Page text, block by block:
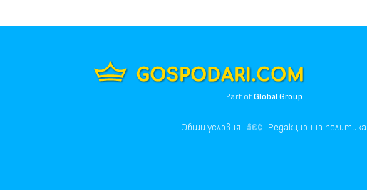
Part ofGlobal Group
Общи условия Редакционна политика